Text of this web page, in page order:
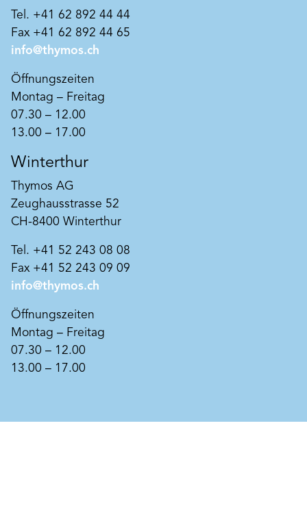
Art. Nr. BK122809
Kalkkaseinfarbe Beeck
Mehrjährig eingesumpfte Marmorkalkfarbe,
sowie auf tragfähigen
Kalkanstrichen. Reversibel im Sinne der
eine kalktypische Ästhetik. Anwendungsfreundlich
rezeptiert, wischfest und
natürliche Alkalität.
Produkt merken
Tel. +41 62 892 44 44
Fax +41 62 892 44 65
info@thymos.ch
Öffnungszeiten
Montag – Freitag
07.30 – 12.00
13.00 – 17.00
Winterthur
Thymos AG
Zeughausstrasse 52
CH-8400 Winterthur
Tel. +41 52 243 08 08
Fax +41 52 243 09 09
info@thymos.ch
Öffnungszeiten
Montag – Freitag
07.30 – 12.00
13.00 – 17.00